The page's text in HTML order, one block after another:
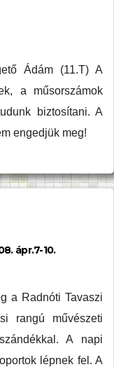
Ádám (11.T) A
a műsorszámok
biztosítani. A
engedjük meg!
ápr.7-10.
a Radnóti Tavaszi
rangú művészeti
A napi
lépnek fel. A